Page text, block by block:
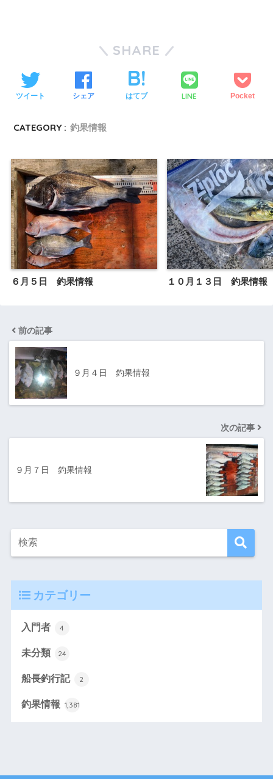
SHARE
ツイート シェア はてブ LINE Pocket
CATEGORY : 釣果情報
６月５日 釣果情報 １０月１３日 釣果情報
前の記事
９月４日 釣果情報
次の記事
９月７日 釣果情報
カテゴリー
入門者 4
未分類 24
船長釣行記 2
釣果情報 1,381